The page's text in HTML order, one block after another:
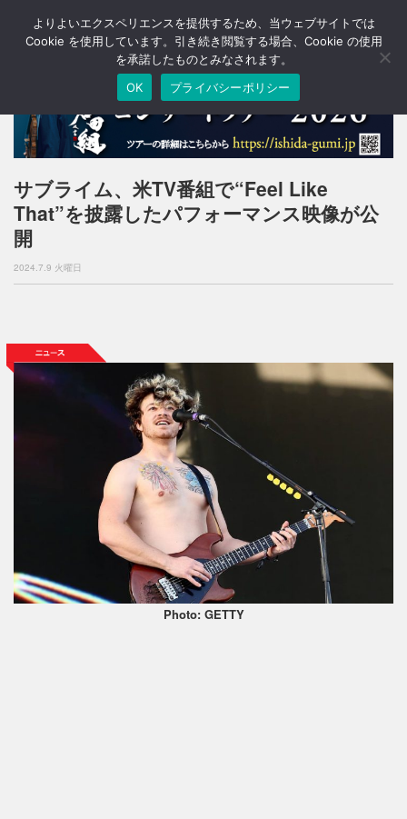
T
o
a
v
a
n
サブライム、米TV番組で“Feel Like
That”を披露したパフォーマンス映像が公
開
2024.7.9 火曜日
Photo: GETTY
よりよいエクスペリエンスを提供するため、当ウェブサイトでは
Cookie を使用しています。引き続き閲覧する場合、Cookie の使用
を承諾したものとみなされます。
OK
プライバシーポリシー